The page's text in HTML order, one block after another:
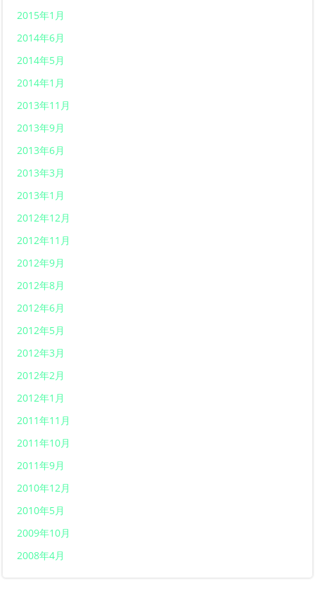
2015年1月
2014年6月
2014年5月
2014年1月
2013年11月
2013年9月
2013年6月
2013年3月
2013年1月
2012年12月
2012年11月
2012年9月
2012年8月
2012年6月
2012年5月
2012年3月
2012年2月
2012年1月
2011年11月
2011年10月
2011年9月
2010年12月
2010年5月
2009年10月
2008年4月